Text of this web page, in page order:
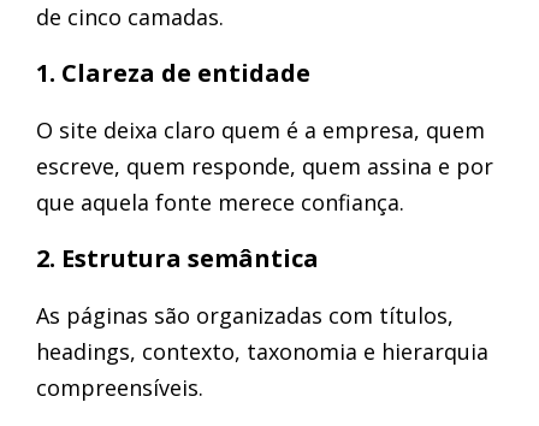
de cinco camadas.
1. Clareza de entidade
O site deixa claro quem é a empresa, quem
escreve, quem responde, quem assina e por
que aquela fonte merece confiança.
2. Estrutura semântica
As páginas são organizadas com títulos,
headings, contexto, taxonomia e hierarquia
compreensíveis.